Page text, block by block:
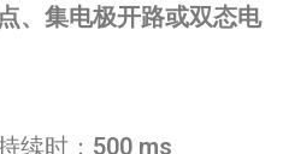
、集电极开路或双态电
续时： 500 ms